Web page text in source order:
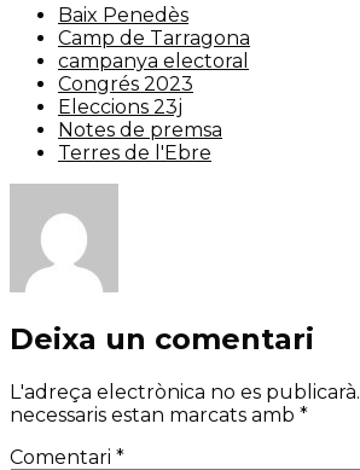
Baix Penedès
Camp de Tarragona
campanya electoral
Congrés 2023
Eleccions 23j
Notes de premsa
Terres de l'Ebre
Deixa un comentari
L'adreça electrònica no es publicarà.
necessaris estan marcats amb *
Comentari *